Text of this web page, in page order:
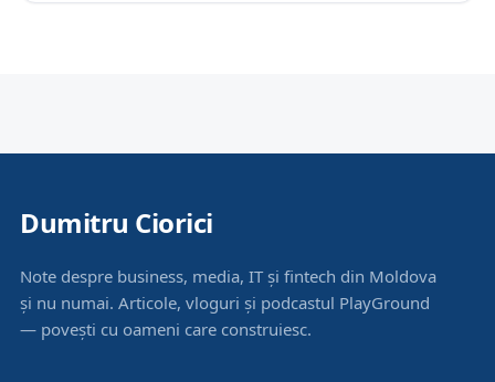
Dumitru Ciorici
Note despre business, media, IT și fintech din Moldova
și nu numai. Articole, vloguri și podcastul PlayGround
— povești cu oameni care construiesc.